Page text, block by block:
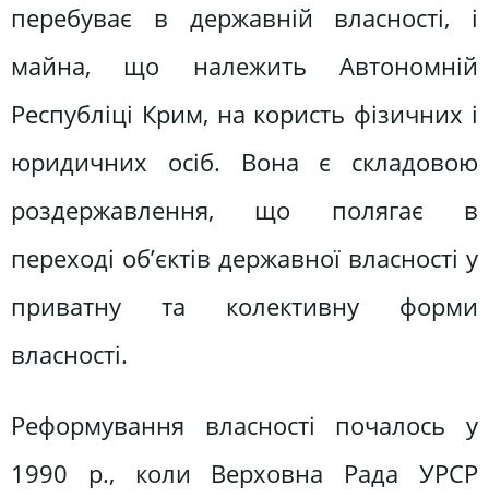
перебуває в державній власності, і
майна, що належить Автономній
Республіці Крим, на користь фізичних і
юридичних осіб. Вона є складовою
роздержавлення, що полягає в
переході об’єктів державної власності у
приватну та колективну форми
власності.
Реформування власності почалось у
1990 р., коли Верховна Рада УРСР